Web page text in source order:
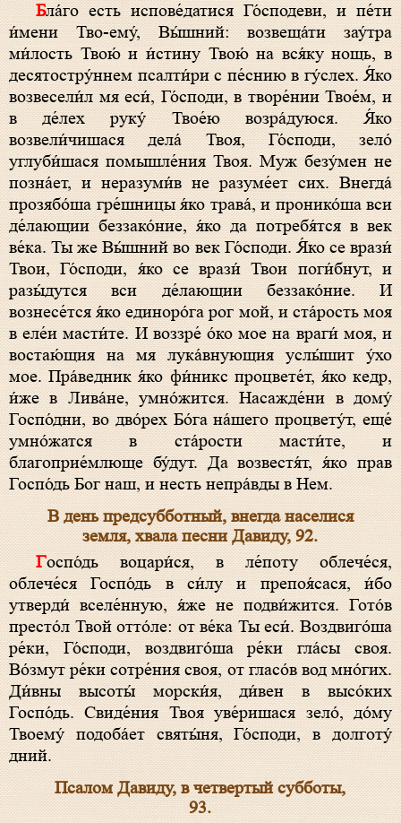
Бла́го есть испове́датися Го́сподеви, и пе́ти
и́мени Тво-ему́, Вы́шний: возвеща́ти зау́тра
ми́лость Твою́ и и́стину Твою́ на вся́ку нощь, в
десятостру́ннем псалти́ри с пе́снию в гу́слех. Я́ко
возвесели́л мя еси́, Го́споди, в творе́нии Твое́м, и
в де́лех руку́ Твое́ю возра́дуюся. Я́ко
возвели́чишася дела́ Твоя, Го́споди, зело́
углуби́шася помышле́ния Твоя. Муж безу́мен не
позна́ет, и неразуми́в не разуме́ет сих. Внегда́
прозябо́ша гре́шницы я́ко трава́, и пронико́ша вси
де́лающии беззако́ние, я́ко да потребя́тся в век
ве́ка. Ты же Вы́шний во век Го́споди. Я́ко се врази́
Твои, Го́споди, я́ко се врази́ Твои поги́бнут, и
разы́дутся вси де́лающии беззако́ние. И
вознесе́тся я́ко единоро́га рог мой, и ста́рость моя
в еле́и масти́те. И воззре́ о́ко мое на враги́ моя, и
востаю́щия на мя лука́внующия услы́шит у́хо
мое. Пра́ведник я́ко фи́никс процвете́т, я́ко кедр,
и́же в Лива́не, умно́жится. Насажде́ни в дому́
Госпо́дни, во дво́рех Бо́га на́шего процвету́т, еще́
умно́жатся в ста́рости масти́те, и
благоприе́млюще бу́дут. Да возвестя́т, я́ко прав
Госпо́дь Бог наш, и несть непра́вды в Нем.
В день предсубботный, внегда населися
земля, хвала песни Давиду, 92.
Госпо́дь воцари́ся, в ле́поту облече́ся,
облече́ся Госпо́дь в си́лу и препоя́сася, и́бо
утверди́ вселе́нную, я́же не подви́жится. Гото́в
престо́л Твой отто́ле: от ве́ка Ты еси́. Воздвиго́ша
ре́ки, Го́споди, воздвиго́ша ре́ки гла́сы своя.
Во́змут ре́ки сотре́ния своя, от гласо́в вод мно́гих.
Ди́вны высоты́ морски́я, ди́вен в высо́ких
Госпо́дь. Свиде́ния Твоя уве́ришася зело́, до́му
Твоему́ подоба́ет святы́ня, Го́споди, в долготу́
дний.
Псалом Давиду, в четвертый субботы,
93.